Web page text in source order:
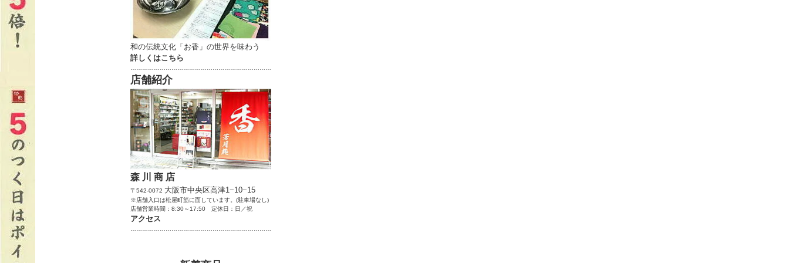
和の伝統文化「お香」の世界を味わう
詳しくはこちら
………………………………………………………………
店舗紹介
森 川 商 店
〒542-0072 大阪市中央区高津1−10−15
※店舗入口は松屋町筋に面しています。(駐車場なし)
店舗営業時間：8:30～17:50 定休日：日／祝
アクセス
………………………………………………………………